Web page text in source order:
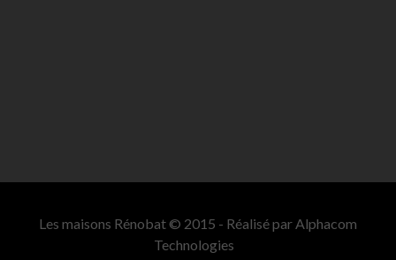
Les maisons Rénobat © 2015 - Réalisé par Alphacom
Technologies